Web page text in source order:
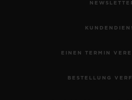
EINEN TERMIN
BESTELLUNG